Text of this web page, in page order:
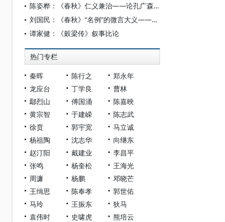
陈姿桦：《春秋》仁义兼治——论孔广森《春秋》学中的天下治法
刘国民：《春秋》“名例”的微言大义——《公羊传》《解诂》对《春秋》的诠释
谭家健：《穀梁传》叙事比论
热门专栏
秦晖 陈行之
郑永年
龙应台
丁学良
曹林
鄢烈山
傅国涌
陈嘉映
黄宗智
于建嵘
陈志武
徐贲
郭宇宽
马立诚
杨祖陶
沈志华
向继东
赵汀阳
戴建业
李昌平
张鸣
杨奎松
王海光
周濂
杨鹏
邓晓芒
王缉思
陈奉孝
郭世佑
马玲
王振东
狄马
袁伟时
史啸虎
熊培云